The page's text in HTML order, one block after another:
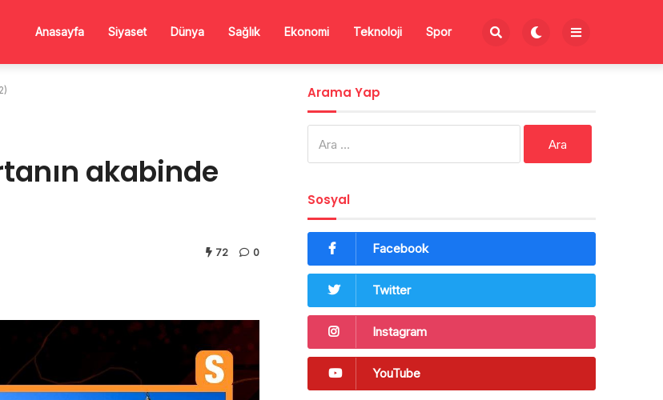
Anasayfa Siyaset Dünya Sağlık Ekonomi Teknoloji Spor
akabinde
72 0
Arama Yap
Sosyal
Facebook
Twitter
Instagram
YouTube